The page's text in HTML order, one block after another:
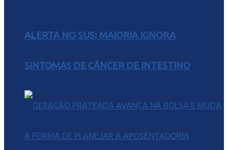
ALERTA NO SUS: MAIORIA IGNORA
SINTOMAS DE CÂNCER DE INTESTINO